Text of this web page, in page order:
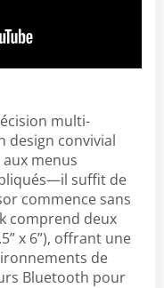
multi-
design convivial
aux menus
suffit de
commence sans
comprend deux
x 6”), offrant une
de
Bluetooth pour